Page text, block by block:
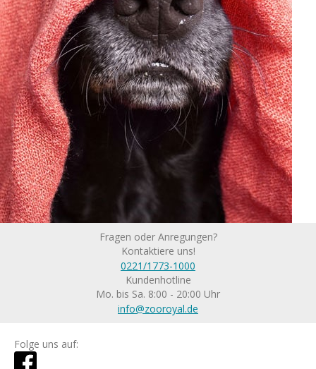
Fragen oder Anregungen?
Kontaktiere uns!
0221/1773-1000
Kundenhotline
Mo. bis Sa. 8:00 - 20:00 Uhr
info@zooroyal.de
Folge uns auf: